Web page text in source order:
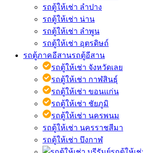
รถตู้ให้เช่า ลำปาง
รถตู้ให้เช่า น่าน
รถตู้ให้เช่า ลำพูน
รถตู้ให้เช่า อุตรดิษถ์
รถตู้ภาคอีสานรถตู้อีสาน
รถตู้ให้เช่า จังหวัดเลย
รถตู้ให้เช่า กาฬสินธุ์
รถตู้ให้เช่า ขอนแก่น
รถตู้ให้เช่า ชัยภูมิ
รถตู้ให้เช่า นครพนม
รถตู้ให้เช่า นครราชสีมา
รถตู้ให้เช่า บึงกาฬ